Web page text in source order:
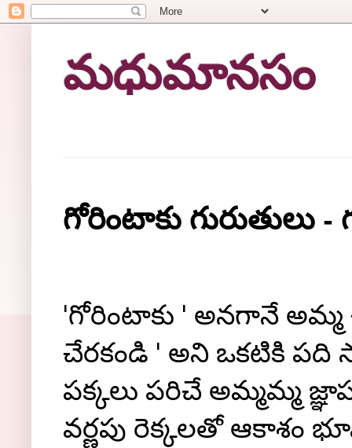
మధుమానసం
గోరింటాకు గురుతులు
'గోరింటాకు ' అనగానే అమ్మ
చేరకండి ' అని ఒకటికి పది
పక్కలు పరిచే అమ్మమ్మ
వర్ణపు రెక్కలతో ఆకాశం